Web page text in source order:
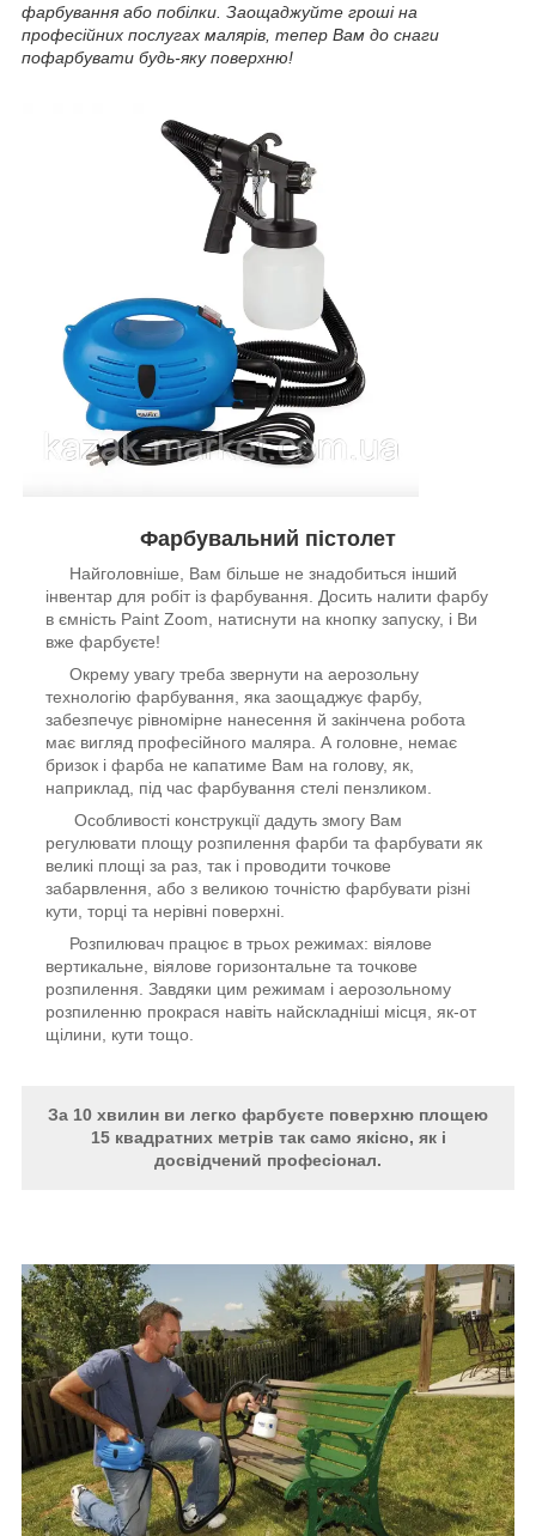
фарбування або побілки. Заощаджуйте гроші на
професійних послугах малярів, тепер Вам до снаги
пофарбувати будь-яку поверхню!
Фарбувальний пістолет
Найголовніше, Вам більше не знадобиться інший
інвентар для робіт із фарбування. Досить налити фарбу
в ємність Paint Zoom, натиснути на кнопку запуску, і Ви
вже фарбуєте!
Окрему увагу треба звернути на аерозольну
технологію фарбування, яка заощаджує фарбу,
забезпечує рівномірне нанесення й закінчена робота
має вигляд професійного маляра. А головне, немає
бризок і фарба не капатиме Вам на голову, як,
наприклад, під час фарбування стелі пензликом.
Особливості конструкції дадуть змогу Вам
регулювати площу розпилення фарби та фарбувати як
великі площі за раз, так і проводити точкове
забарвлення, або з великою точністю фарбувати різні
кути, торці та нерівні поверхні.
Розпилювач працює в трьох режимах: віялове
вертикальне, віялове горизонтальне та точкове
розпилення. Завдяки цим режимам і аерозольному
розпиленню прокрася навіть найскладніші місця, як-от
щілини, кути тощо.
За 10 хвилин ви легко фарбуєте поверхню площею
15 квадратних метрів так само якісно, як і
досвідчений професіонал.